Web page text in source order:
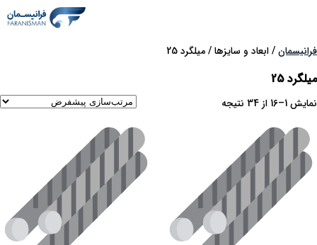
فرانیسمان/ ابعاد و سایزها / میلگرد 25
میلگرد 25
نمایش 1–16 از 34 نتیجه